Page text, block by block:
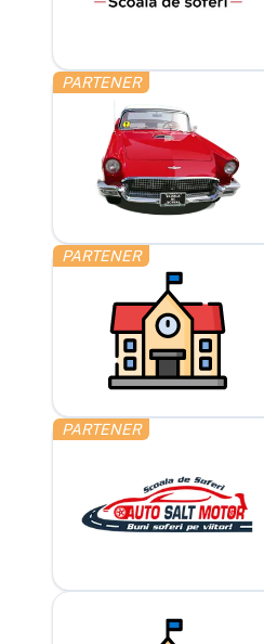
PARTENER
PARTENER
PARTENER